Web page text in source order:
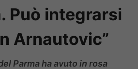
Può integrarsi
Arnautovic”
Parma ha avuto in rosa